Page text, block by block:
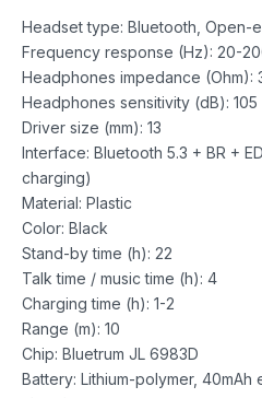
количина
Headset type: Bluetooth, Open-
Frequency response (Hz): 20-
Headphones impedance (Ohm):
Headphones sensitivity (dB):
Driver size (mm): 13
Interface: Bluetooth 5.3 + BR +
charging)
Material: Plastic
Color: Black
Stand-by time (h): 22
Talk time / music time (h): 4
Charging time (h): 1-2
Range (m): 10
Chip: Bluetrum JL 6983D
Battery: Lithium-polymer, 40mAh